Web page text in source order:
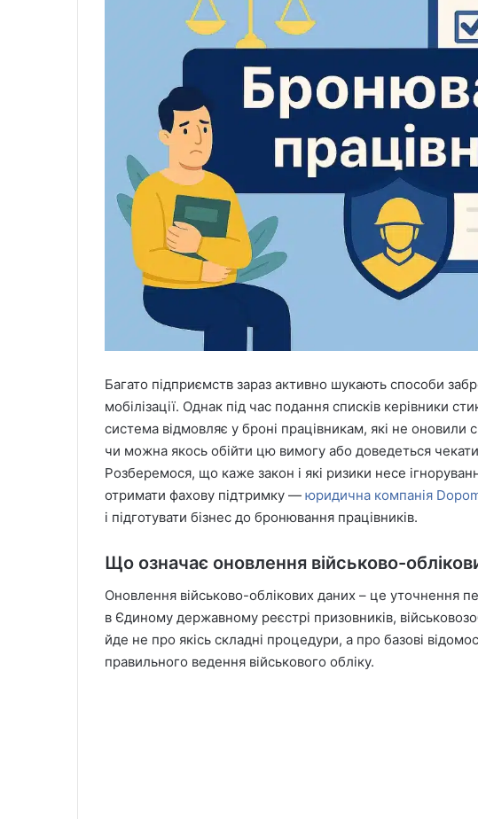
Багато підприємств зараз активно шукають способи
мобілізації. Однак під час подання списків керівники
система відмовляє у броні працівникам, які не оновили
чи можна якось обійти цю вимогу або доведеться
Розберемося, що каже закон і які ризики несе
отримати фахову підтримку — юридична компанія
і підготувати бізнес до бронювання працівників.
Що означає оновлення військово-
Оновлення військово-облікових даних – це уточнення
в Єдиному державному реєстрі призовників,
йде не про якісь складні процедури, а про базові
правильного ведення військового обліку.